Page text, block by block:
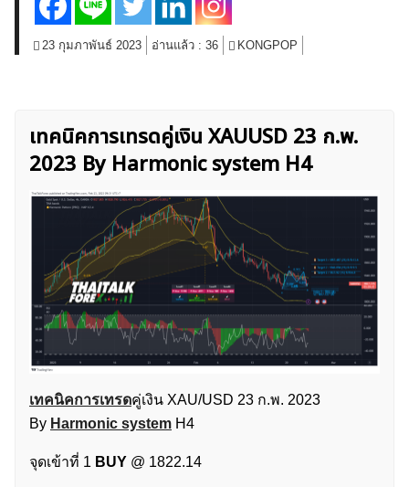
กองทุน Forex
ฟรี EA
23 กุมภาพันธ์ 2023 อ่านแล้ว : 36 KONGPOP
เทคนิคการเทรดคู่เงิน XAUUSD 23 ก.พ.
2023 By Harmonic system H4
เทคนิคการเทรดคู่เงิน XAU/USD 23 ก.พ. 2023
By Harmonic system H4
จุดเข้าที่ 1 BUY @ 1822.14